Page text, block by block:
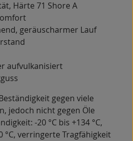
Härte 71 Shore A
geräuscharmer Lauf
aufvulkanisiert
gegen viele
jedoch nicht gegen Öle
-20 °C bis +134 °C,
°C, verringerte Tragfähigkeit